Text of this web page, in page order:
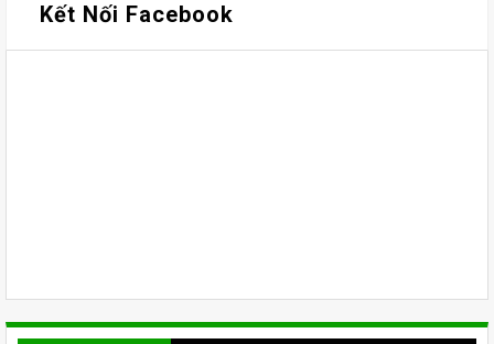
Kết Nối Facebook